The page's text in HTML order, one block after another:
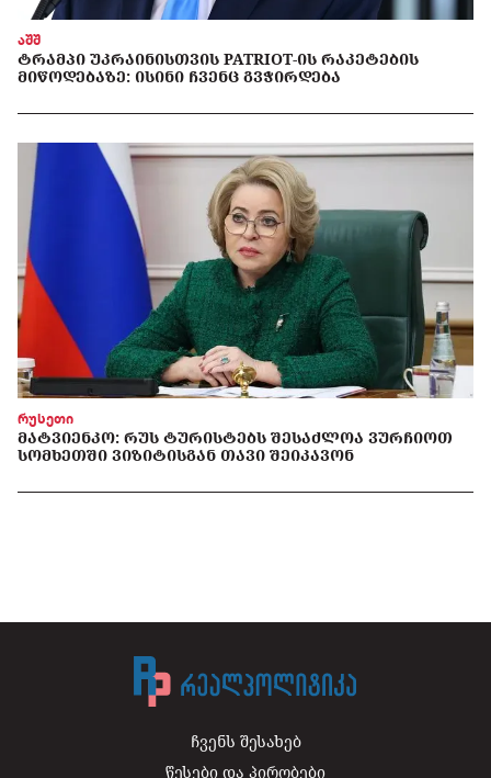
აშშ
ᲢᲠᲐᲛᲞᲘ ᲣᲙᲠᲐᲘᲜᲘᲡᲗᲕᲘᲡ PATRIOT-ᲘᲡ ᲠᲐᲙᲔᲢᲔᲑᲘᲡ
ᲛᲘᲬᲝᲓᲔᲑᲐᲖᲔ: ᲘᲡᲘᲜᲘ ᲩᲕᲔᲜᲪ ᲒᲕᲭᲘᲠᲓᲔᲑᲐ
რუსეთი
ᲛᲐᲢᲕᲘᲔᲜᲙᲝ: ᲠᲣᲡ ᲢᲣᲠᲘᲡᲢᲔᲑᲡ ᲨᲔᲡᲐᲫᲚᲝᲐ ᲕᲣᲠᲩᲘᲝᲗ
ᲡᲝᲛᲮᲔᲗᲨᲘ ᲕᲘᲖᲘᲢᲘᲡᲒᲐᲜ ᲗᲐᲕᲘ ᲨᲔᲘᲙᲐᲕᲝᲜ
ჩვენს შესახებ
წესები და პირობები